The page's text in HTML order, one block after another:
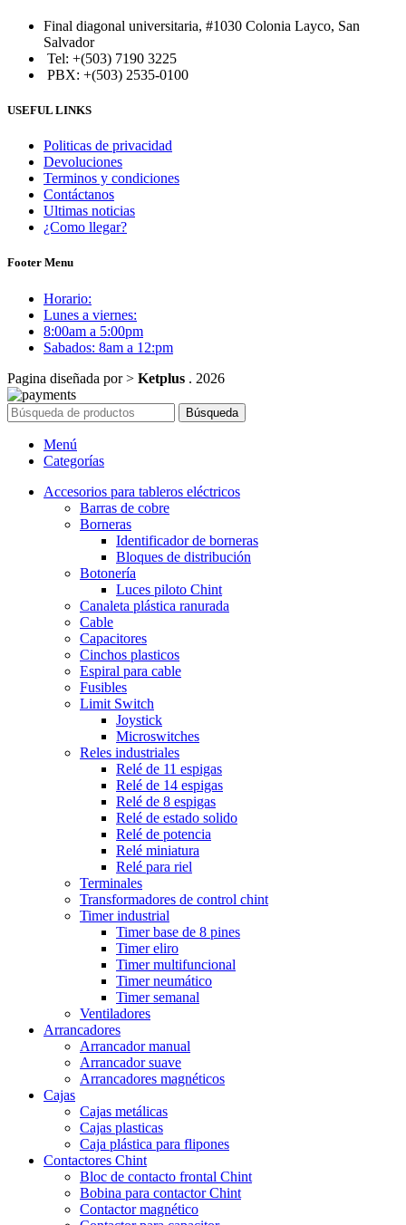
Final diagonal universitaria, #1030 Colonia Layco, San
Salvador
Tel: +(503) 7190 3225
PBX: +(503) 2535-0100
USEFUL LINKS
Politicas de privacidad
Devoluciones
Terminos y condiciones
Contáctanos
Ultimas noticias
¿Como llegar?
Footer Menu
Horario:
Lunes a viernes:
8:00am a 5:00pm
Sabados: 8am a 12:pm
Pagina diseñada por > Ketplus . 2026
Búsqueda
Menú
Categorías
Accesorios para tableros eléctricos
Barras de cobre
Borneras
Identificador de borneras
Bloques de distribución
Botonería
Luces piloto Chint
Canaleta plástica ranurada
Cable
Capacitores
Cinchos plasticos
Espiral para cable
Fusibles
Limit Switch
Joystick
Microswitches
Reles industriales
Relé de 11 espigas
Relé de 14 espigas
Relé de 8 espigas
Relé de estado solido
Relé de potencia
Relé miniatura
Relé para riel
Terminales
Transformadores de control chint
Timer industrial
Timer base de 8 pines
Timer eliro
Timer multifuncional
Timer neumático
Timer semanal
Ventiladores
Arrancadores
Arrancador manual
Arrancador suave
Arrancadores magnéticos
Cajas
Cajas metálicas
Cajas plasticas
Caja plástica para flipones
Contactores Chint
Bloc de contacto frontal Chint
Bobina para contactor Chint
Contactor magnético